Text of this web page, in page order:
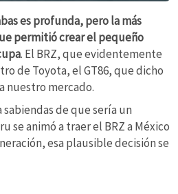
es profunda, pero la más
permitió crear el pequeño
. El BRZ, que evidentemente
de Toyota, el GT86, que dicho
nuestro mercado.
de que sería un
se animó a traer el BRZ a México
esa plausible decisión se